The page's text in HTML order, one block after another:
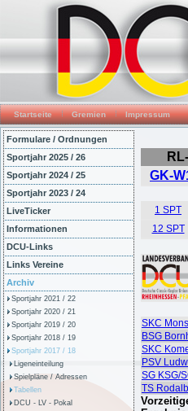
Startseite Gremien Impressum
Formulare / Ordnungen
Sportjahr 2025 / 26
Sportjahr 2024 / 25
Sportjahr 2023 / 24
LiveTicker
Informationen
DCU-Links
Links Vereine
Archiv
Sportjahr 2021 / 22
Sportjahr 2020 / 21
Sportjahr 2019 / 20
Sportjahr 2018 / 19
Sportjahr 2017 / 18
Ligeneinteilung
Spielpläne / Adressen
Tabellen
DCU - LV - Pokal